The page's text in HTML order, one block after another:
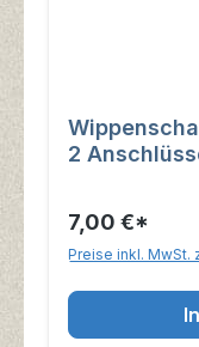
2
7,00 €*
Preise inkl. MwSt.